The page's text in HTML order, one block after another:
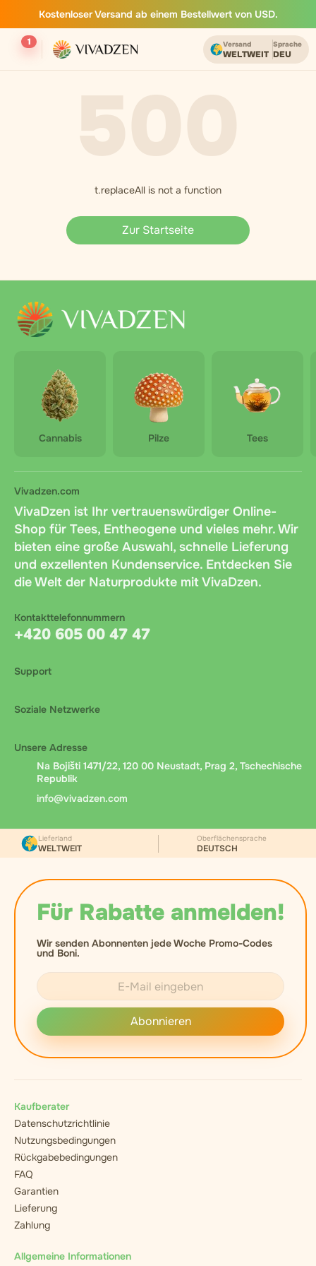
Kostenloser Versand ab einem Bestellwert von USD.
1 Versand
WELTWEIT
Sprache
DEU
t.replaceAll is not a function
Zur Startseite
Cannabis Pilze Tees
Vivadzen.com
VivaDzen ist Ihr vertrauenswürdiger Online-
Shop für Tees, Entheogene und vieles mehr. Wir
bieten eine große Auswahl, schnelle Lieferung
und exzellenten Kundenservice. Entdecken Sie
die Welt der Naturprodukte mit VivaDzen.
Kontakttelefonnummern
+420 605 00 47 47
Support
Soziale Netzwerke
Unsere Adresse
Na Bojišti 1471/22, 120 00 Neustadt, Prag 2, Tschechische
Republik
info@vivadzen.com
Für Rabatte anmelden!
Wir senden Abonnenten jede Woche Promo-Codes
und Boni.
Abonnieren
Lieferland
WELTWEIT
Oberflächensprache
DEUTSCH
Kaufberater
Datenschutzrichtlinie
Nutzungsbedingungen
Rückgabebedingungen
FAQ
Garantien
Lieferung
Zahlung
Allgemeine Informationen